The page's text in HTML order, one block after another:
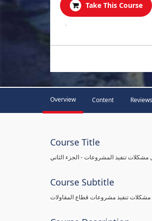
Take This Course
.
Overview Content Reviews
Course Title
مشكلات تنفيذ المشروعات - الجزء الثاني
Course Subtitle
تنفيذ مشروعات قطاع المقاولات